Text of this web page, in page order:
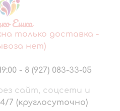
Ешка
только доставка -
нет)
- 8 (927) 083-33-05
сайт, соцсети и
7 (круглосуточно)